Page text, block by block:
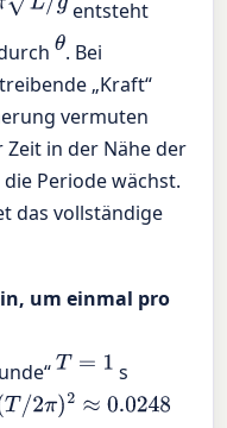
entsteht
θ. Bei
„Kraft“
vermuten
Zeit in der Nähe der
Periode wächst.
das vollständige
um einmal pro
T= 1
s
π)2≈0.0248